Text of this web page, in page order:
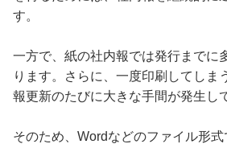
す。
一方で、紙の社内報では発行までに
ります。さらに、一度印刷してしま
報更新のたびに大きな手間が発生し
そのため、Wordなどのファイル形